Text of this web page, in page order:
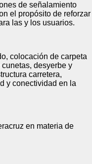
de señalamiento
el propósito de reforzar
las y los usuarios.
colocación de carpeta
desyerbe y
carretera,
y conectividad en la
en materia de